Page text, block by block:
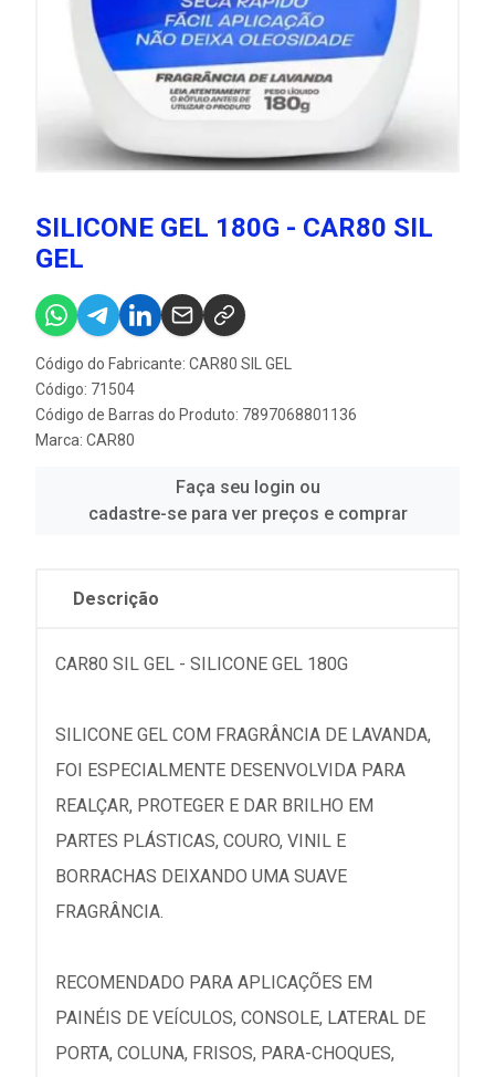
SILICONE GEL 180G - CAR80 SIL
GEL
Código do Fabricante: CAR80 SIL GEL
Código: 71504
Código de Barras do Produto: 7897068801136
Marca: CAR80
Faça seu login ou
cadastre-se para ver preços e comprar
Descrição
CAR80 SIL GEL - SILICONE GEL 180G
SILICONE GEL COM FRAGRÂNCIA DE LAVANDA,
FOI ESPECIALMENTE DESENVOLVIDA PARA
REALÇAR, PROTEGER E DAR BRILHO EM
PARTES PLÁSTICAS, COURO, VINIL E
BORRACHAS DEIXANDO UMA SUAVE
FRAGRÂNCIA.
RECOMENDADO PARA APLICAÇÕES EM
PAINÉIS DE VEÍCULOS, CONSOLE, LATERAL DE
PORTA, COLUNA, FRISOS, PARA-CHOQUES,